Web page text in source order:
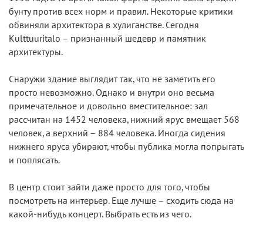
бунту против всех норм и правил. Некоторые критики
обвиняли архитектора в хулиганстве. Сегодня
Kulttuuritalo – признанный шедевр и памятник
архитектуры.
Снаружи здание выглядит так, что не заметить его
просто невозможно. Однако и внутри оно весьма
примечательное и довольно вместительное: зал
рассчитан на 1452 человека, нижний ярус вмещает 568
человек, а верхний – 884 человека. Иногда сидения
нижнего яруса убирают, чтобы публика могла попрыгать
и поплясать.
В центр стоит зайти даже просто для того, чтобы
посмотреть на интерьер. Еще лучше – сходить сюда на
какой-нибудь концерт. Выбрать есть из чего.